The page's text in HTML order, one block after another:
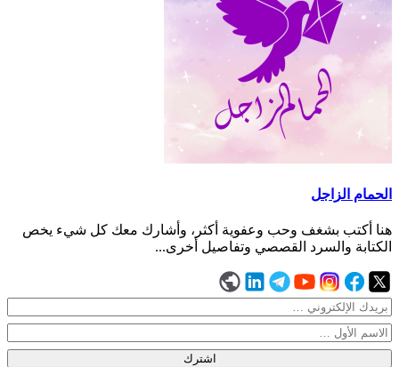
الحمام الزاجل
هنا أكتب بشغف وحب وعفوية أكثر، وأشارك معك كل شيء يخص
الكتابة والسرد القصصي وتفاصيل أخرى...
اشترك